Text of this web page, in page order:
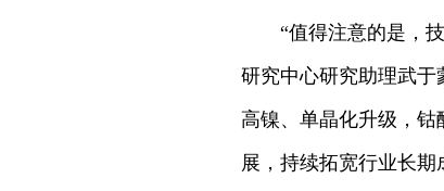
“值得注意的是，
研究中心研究助理武于
高镍、单晶化升级，
展，持续拓宽行业长期